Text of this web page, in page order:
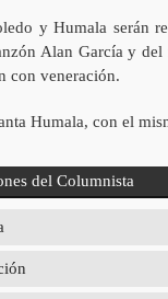
y Humala serán
Alan García y
con veneración.
Humala, con el
del Columnista